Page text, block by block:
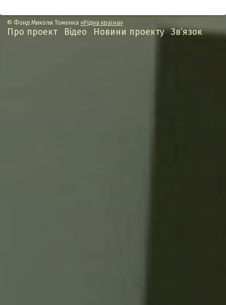
Про проект Відео Новини проекту Зв’язок
© Фонд Миколи Томенка «Рідна країна»